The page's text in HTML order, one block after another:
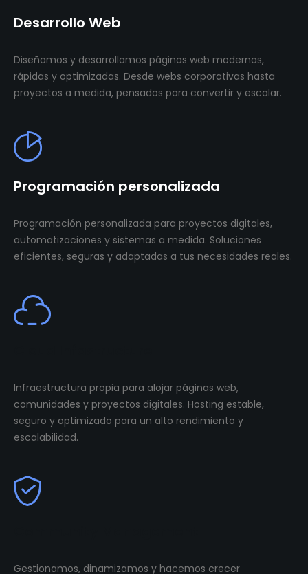
Desarrollo Web
Diseñamos y desarrollamos páginas web modernas,
rápidas y optimizadas. Desde webs corporativas hasta
proyectos a medida, pensados para convertir y escalar.
Programación personalizada
Programación personalizada para proyectos digitales,
automatizaciones y sistemas a medida. Soluciones
eficientes, seguras y adaptadas a tus necesidades reales.
Infraestructura propia para alojar páginas web,
comunidades y proyectos digitales. Hosting estable,
seguro y optimizado para un alto rendimiento y
escalabilidad.
Gestionamos, dinamizamos y hacemos crecer